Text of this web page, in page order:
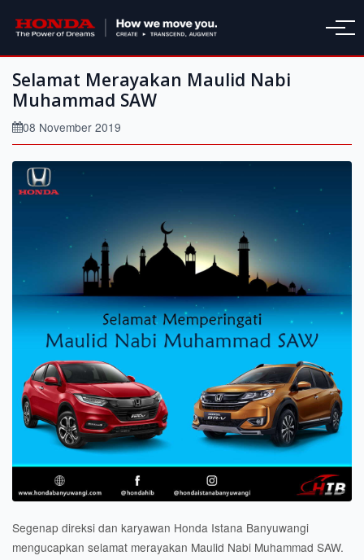
Selamat Merayakan Maulid Nabi
Muhammad SAW
08 November 2019
Segenap direksi dan karyawan Honda Istana Banyuwangi
mengucapkan selamat merayakan Maulid Nabi Muhammad SAW.